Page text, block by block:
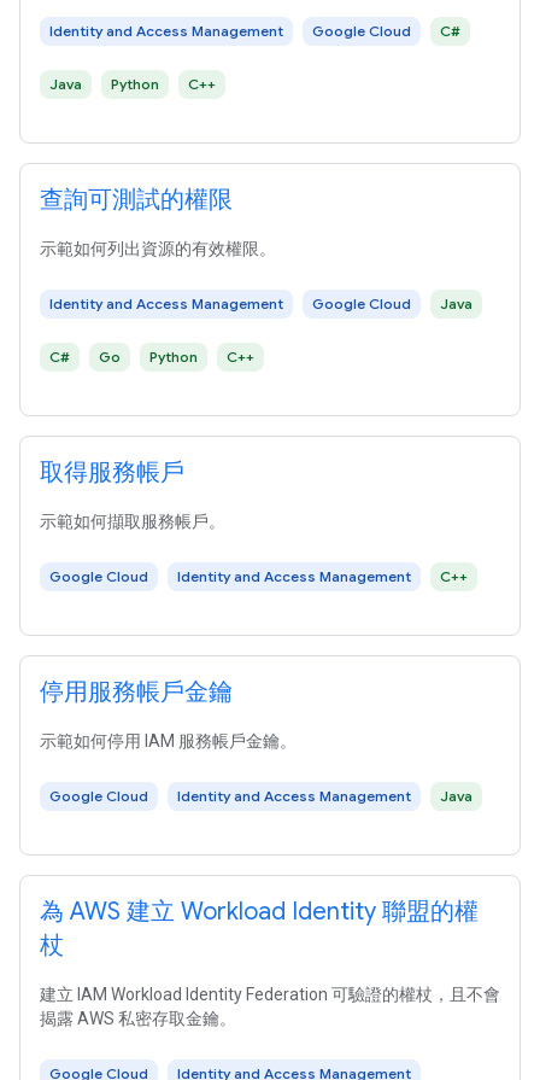
Identity and Access Management Google Cloud C#
Java Python C++
查詢可測試的權限
示範如何列出資源的有效權限。
Identity and Access Management Google Cloud Java
C# Go Python C++
取得服務帳戶
示範如何擷取服務帳戶。
Google Cloud Identity and Access Management C++
停用服務帳戶金鑰
示範如何停用 IAM 服務帳戶金鑰。
Google Cloud Identity and Access Management Java
為 AWS 建立 Workload Identity 聯盟的權
杖
建立 IAM Workload Identity Federation 可驗證的權杖，且不會
揭露 AWS 私密存取金鑰。
Google Cloud Identity and Access Management